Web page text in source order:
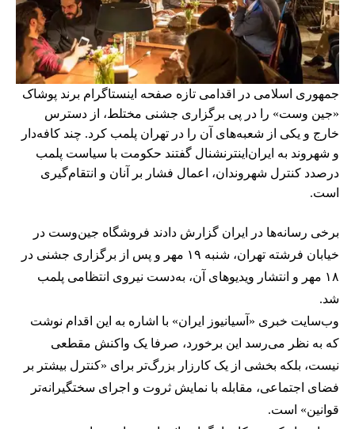
جمهوری اسلامی در اقدامی تازه صفحه اینستاگرام برند پوشاک
«جین وست» را در پی برگزاری جشنی مختلط، از دسترس
خارج و یکی از شعبه‌های آن را در تهران پلمب کرد. چند کافه‌‌دار
و شهروند به ایران‌اینترنشنال گفتند حکومت با سیاست پلمب
درصدد کنترل شهروندان، اعمال فشار بر آنان و انتقام‌گیری
است.
برخی رسانه‌ها در ایران گزارش دادند فروشگاه جین‌وست در
خیابان فرشته تهران، شنبه ۱۹ مهر و پس از برگزاری جشنی در
۱۸ مهر و انتشار ویدیوهای آن، به‌دست نیروی انتظامی پلمب
شد.
وب‌سایت خبری «آسیانیوز ایران» با اشاره به این اقدام نوشت
که به نظر می‌رسد این برخورد، صرفا یک واکنش مقطعی
نیست، بلکه بخشی از یک کارزار بزرگ‌تر برای «کنترل بیشتر بر
فضای اجتماعی، مقابله با نمایش ثروت و اجرای سختگیرانه‌تر
قوانین» است.